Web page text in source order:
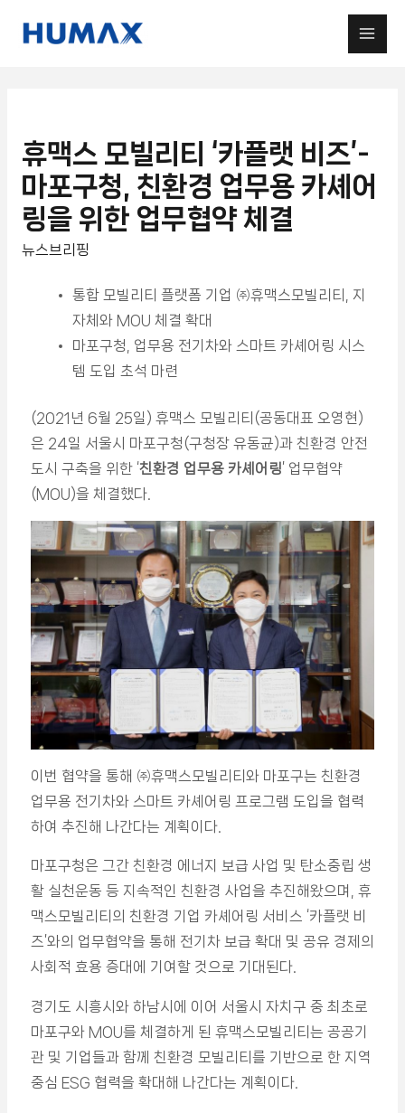
휴맥스 모빌리티 ‘카플랫 비즈’-
마포구청, 친환경 업무용 카셰어
링을 위한 업무협약 체결
뉴스브리핑
통합 모빌리티 플랫폼 기업 ㈜휴맥스모빌리티, 지
자체와 MOU 체결 확대
마포구청, 업무용 전기차와 스마트 카셰어링 시스
템 도입 초석 마련
(2021년 6월 25일) 휴맥스 모빌리티(공동대표 오영현)
은 24일 서울시 마포구청(구청장 유동균)과 친환경 안전
도시 구축을 위한 ‘친환경 업무용 카셰어링’ 업무협약
(MOU)을 체결했다.
이번 협약을 통해 ㈜휴맥스모빌리티와 마포구는 친환경
업무용 전기차와 스마트 카셰어링 프로그램 도입을 협력
하여 추진해 나간다는 계획이다.
마포구청은 그간 친환경 에너지 보급 사업 및 탄소중립 생
활 실천운동 등 지속적인 친환경 사업을 추진해왔으며, 휴
맥스모빌리티의 친환경 기업 카셰어링 서비스 ‘카플랫 비
즈’와의 업무협약을 통해 전기차 보급 확대 및 공유 경제의
사회적 효용 증대에 기여할 것으로 기대된다.
경기도 시흥시와 하남시에 이어 서울시 자치구 중 최초로
마포구와 MOU를 체결하게 된 휴맥스모빌리티는 공공기
관 및 기업들과 함께 친환경 모빌리티를 기반으로 한 지역
중심 ESG 협력을 확대해 나간다는 계획이다.